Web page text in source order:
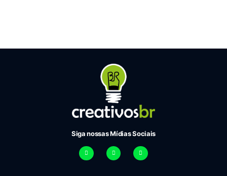
Siga nossas Mídias Sociais